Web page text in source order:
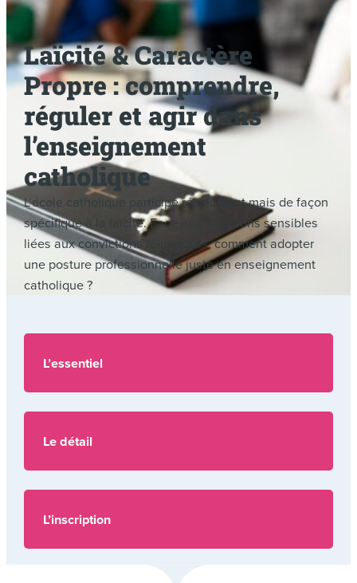
Laïcité & Caractère
Propre : comprendre,
réguler et agir dans
l’enseignement
catholique
L’école catholique participe résolument mais de façon
spécifique à la laïcité. Face aux situations sensibles
liées aux convictions religieuses, comment adopter
une posture professionnelle juste en enseignement
catholique ?
L’essentiel
Le détail
L’inscription